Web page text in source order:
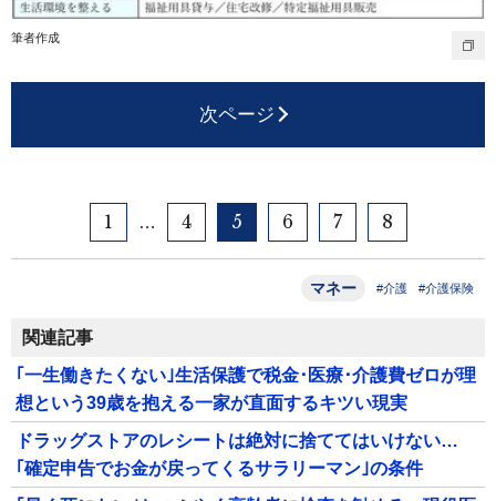
筆者作成
次ページ
1 … 4 5 6 7 8
マネー #介護 #介護保険
関連記事
｢一生働きたくない｣生活保護で税金･医療･介護費ゼロが理
想という39歳を抱える一家が直面するキツい現実
ドラッグストアのレシートは絶対に捨ててはいけない…
｢確定申告でお金が戻ってくるサラリーマン｣の条件